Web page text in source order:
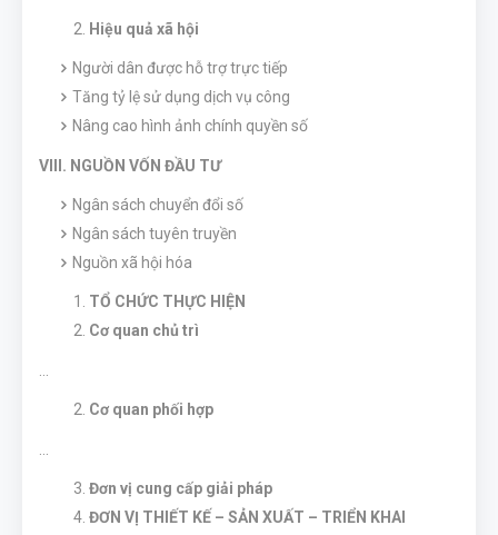
Hiệu quả xã hội
Người dân được hỗ trợ trực tiếp
Tăng tỷ lệ sử dụng dịch vụ công
Nâng cao hình ảnh chính quyền số
VIII. NGUỒN VỐN ĐẦU TƯ
Ngân sách chuyển đổi số
Ngân sách tuyên truyền
Nguồn xã hội hóa
TỔ CHỨC THỰC HIỆN
Cơ quan chủ trì
Cơ quan phối hợp
Đơn vị cung cấp giải pháp
ĐƠN VỊ THIẾT KẾ – SẢN XUẤT – TRIỂN KHAI